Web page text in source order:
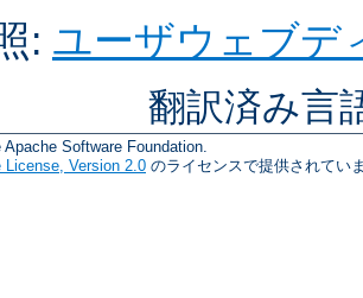
: ユーザウェブデ
翻訳済み言
Software Foundation.
License, Version 2.0 のライセンスで提供されてい